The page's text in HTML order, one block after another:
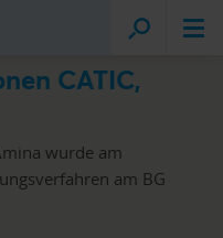
CATIC,
wurde am
am BG